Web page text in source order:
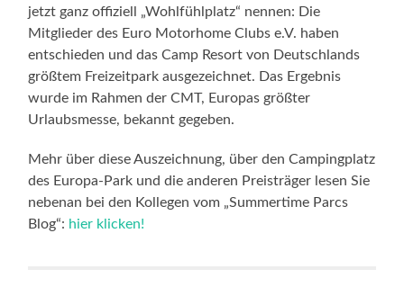
jetzt ganz offiziell „Wohlfühlplatz“ nennen: Die
Mitglieder des Euro Motorhome Clubs e.V. haben
entschieden und das Camp Resort von Deutschlands
größtem Freizeitpark ausgezeichnet. Das Ergebnis
wurde im Rahmen der CMT, Europas größter
Urlaubsmesse, bekannt gegeben.
Mehr über diese Auszeichnung, über den Campingplatz
des Europa-Park und die anderen Preisträger lesen Sie
nebenan bei den Kollegen vom „Summertime Parcs
Blog“: hier klicken!